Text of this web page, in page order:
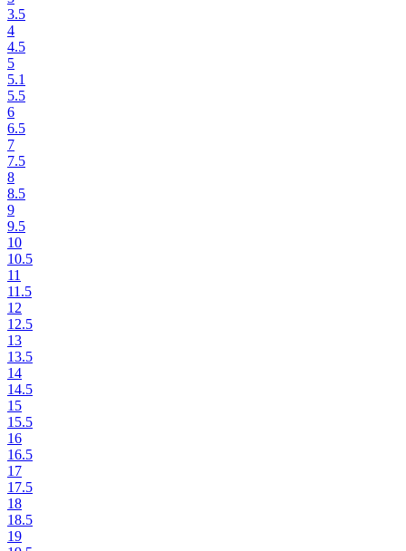
3.5
4
4.5
5
5.1
5.5
6
6.5
7
7.5
8
8.5
9
9.5
10
10.5
11
11.5
12
12.5
13
13.5
14
14.5
15
15.5
16
16.5
17
17.5
18
18.5
19